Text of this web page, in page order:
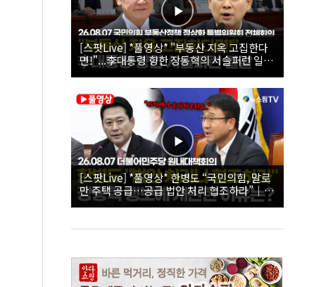
[스팟Live] *풀영상* "부동산 지옥 고집한다
면!"...李대통령 향한 장동혁의 서슬퍼런 일갈
| 26.08.07 국민의힘 부동산정책 정상화 특별
위원회 전체회의
[스팟Live] *풀영상* 한병도 “국민의힘, 말로
만 주택 공급…공급 법안 처리 협조하라”｜
26.08.07 더불어민주당 원내대책회의